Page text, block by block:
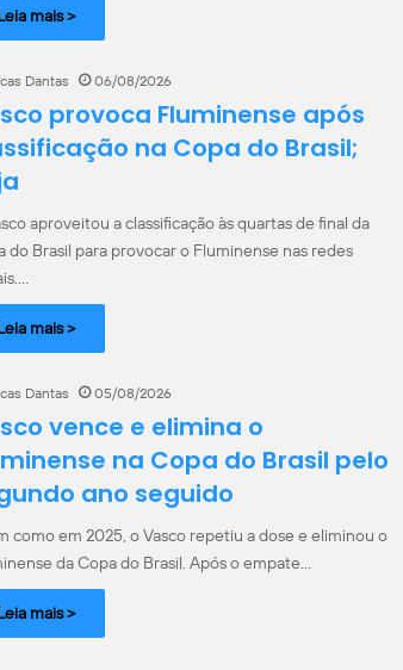
mais >
Dantas 06/08/2026
provoca Fluminense após
na Copa do Brasil;
aproveitou a classificação às quartas de final da
do Brasil para provocar o Fluminense nas redes
mais >
Dantas 05/08/2026
vence e elimina o
na Copa do Brasil pelo
ano seguido
como em 2025, o Vasco repetiu a dose e eliminou o
da Copa do Brasil. Após o empate…
mais >